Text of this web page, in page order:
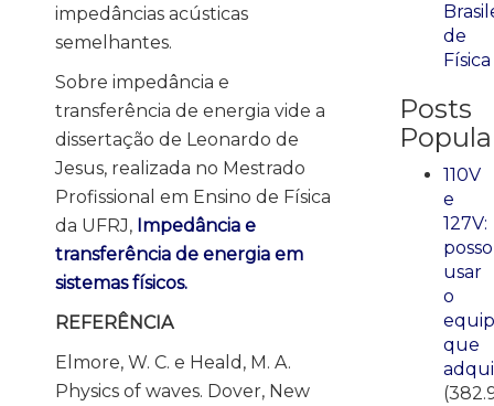
impedâncias acústicas
semelhantes.
Sobre impedância e
transferência de energia vide a
dissertação de Leonardo de
Jesus, realizada no Mestrado
Profissional em Ensino de Física
da UFRJ, Impedância e
transferência de energia em
sistemas físicos.
REFERÊNCIA
Elmore, W. C. e Heald, M. A.
Physics of waves. Dover, New
de
Física
Posts
110V
e
127V:
posso
usar
o
que